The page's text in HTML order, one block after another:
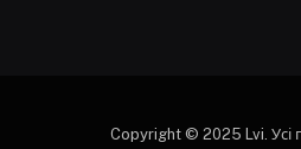
Copyright © 2025 Lvi. Усі